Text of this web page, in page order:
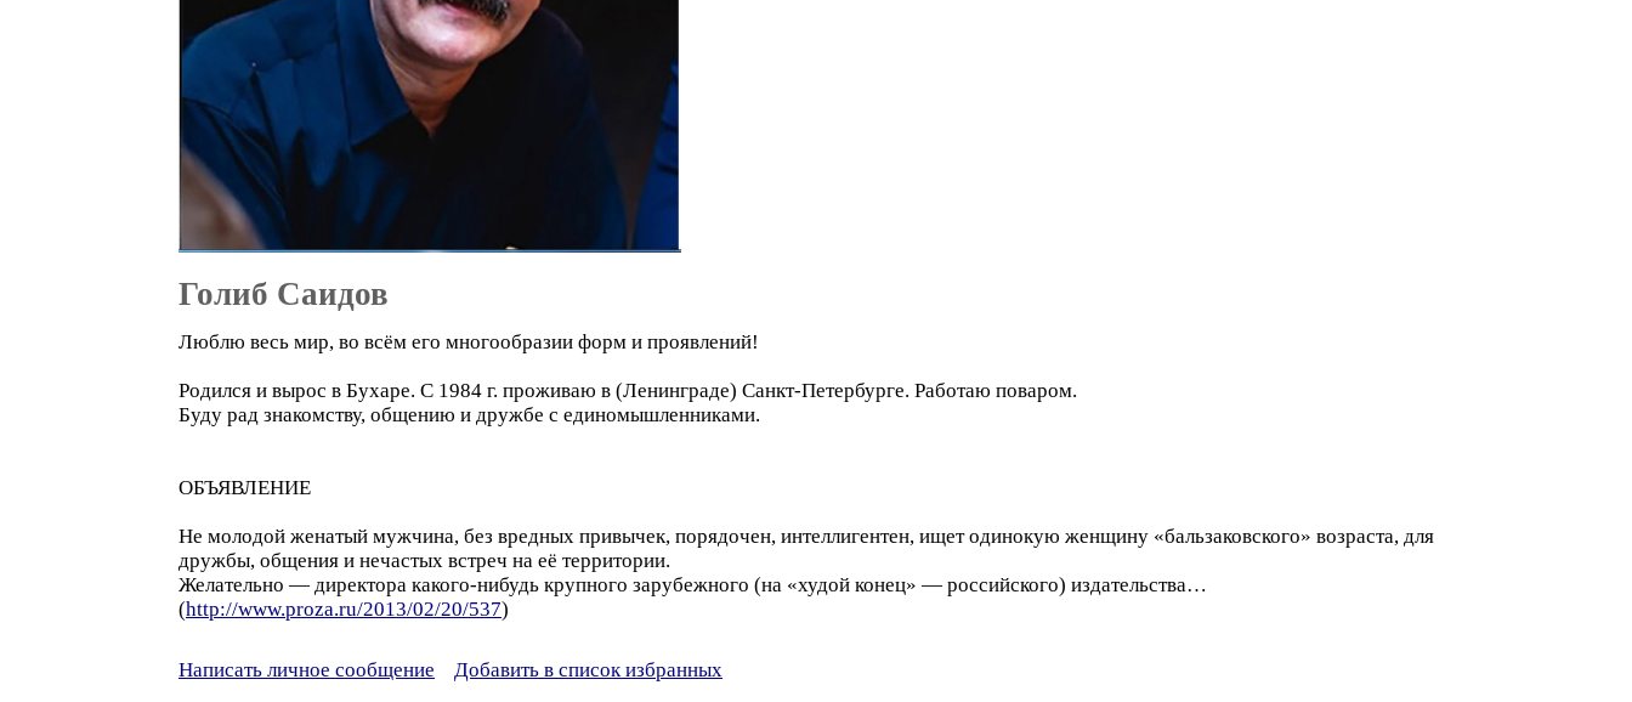
Голиб Саидов
Люблю весь мир, во всём его многообразии форм и проявлений!
Родился и вырос в Бухаре. С 1984 г. проживаю в (Ленинграде) Санкт-Петербурге. Работаю поваром.
Буду рад знакомству, общению и дружбе с единомышленниками.
ОБЪЯВЛЕНИЕ
Не молодой женатый мужчина, без вредных привычек, порядочен, интеллигентен, ищет одинокую женщину «бальзаковского» возраста, для
дружбы, общения и нечастых встреч на её территории.
Желательно — директора какого-нибудь крупного зарубежного (на «худой конец» — российского) издательства…
(http://www.proza.ru/2013/02/20/537)
Написать личное сообщение Добавить в список избранных